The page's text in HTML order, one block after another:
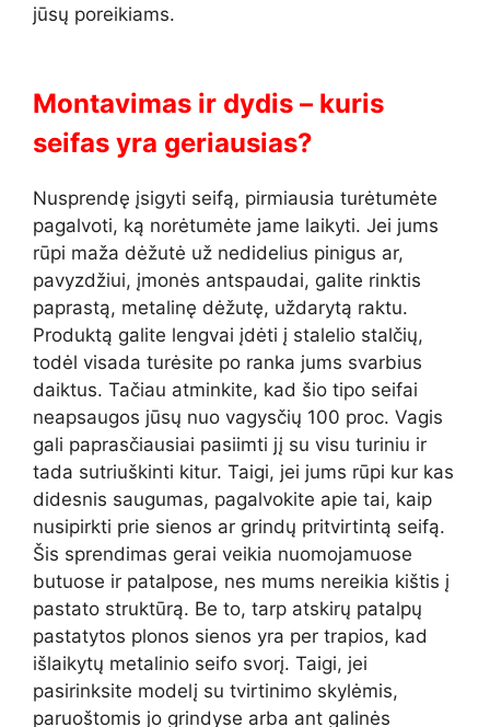
jūsų poreikiams.
Montavimas ir dydis – kuris
seifas yra geriausias?
Nusprendę įsigyti seifą, pirmiausia turėtumėte
pagalvoti, ką norėtumėte jame laikyti. Jei jums
rūpi maža dėžutė už nedidelius pinigus ar,
pavyzdžiui, įmonės antspaudai, galite rinktis
paprastą, metalinę dėžutę, uždarytą raktu.
Produktą galite lengvai įdėti į stalelio stalčių,
todėl visada turėsite po ranka jums svarbius
daiktus. Tačiau atminkite, kad šio tipo seifai
neapsaugos jūsų nuo vagysčių 100 proc. Vagis
gali paprasčiausiai pasiimti jį su visu turiniu ir
tada sutriuškinti kitur. Taigi, jei jums rūpi kur kas
didesnis saugumas, pagalvokite apie tai, kaip
nusipirkti prie sienos ar grindų pritvirtintą seifą.
Šis sprendimas gerai veikia nuomojamuose
butuose ir patalpose, nes mums nereikia kištis į
pastato struktūrą. Be to, tarp atskirų patalpų
pastatytos plonos sienos yra per trapios, kad
išlaikytų metalinio seifo svorį. Taigi, jei
pasirinksite modelį su tvirtinimo skylėmis,
paruoštomis jo grindyse arba ant galinės